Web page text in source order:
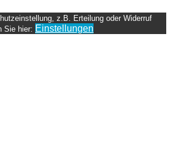
z.B. Erteilung oder Widerruf
Sie hier: Einstellungen